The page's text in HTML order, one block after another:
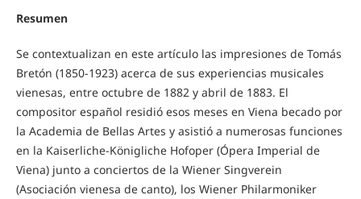
Resumen
Se contextualizan en este artículo las impresiones de Tomás
Bretón (1850-1923) acerca de sus experiencias musicales
vienesas, entre octubre de 1882 y abril de 1883. El
compositor español residió esos meses en Viena becado por
la Academia de Bellas Artes y asistió a numerosas funciones
en la Kaiserliche-Königliche Hofoper (Ópera Imperial de
Viena) junto a conciertos de la Wiener Singverein
(Asociación vienesa de canto), los Wiener Philarmoniker